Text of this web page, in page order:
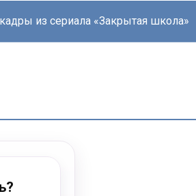
из сериала «Закрытая школа»